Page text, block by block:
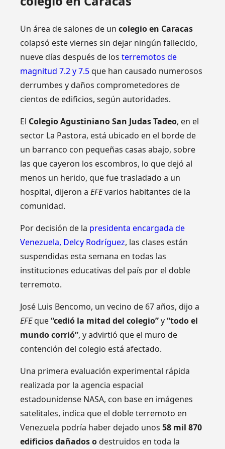
Un área de salones de uncolegio en Caracas
colapsó este viernes sin dejar ningún fallecido,
nueve días después de losterremotos de
magnitud 7.2 y 7.5que han causado numerosos
derrumbes y daños comprometedores de
cientos de edificios, según autoridades.
El Colegio Agustiniano San Judas Tadeo, en el
sector La Pastora, está ubicado en el borde de
un barranco con pequeñas casas abajo, sobre
las que cayeron los escombros, lo que dejó al
menos un herido, que fue trasladado a un
hospital, dijeron aEFEvarios habitantes de la
comunidad.
Por decisión de la presidenta encargada de
Venezuela, Delcy Rodríguez, las clases están
suspendidas esta semana en todas las
instituciones educativas del país por el doble
terremoto.
José Luis Bencomo, un vecino de 67 años, dijo a
EFEque“cedió la mitad del colegio”y“todo el
mundo corrió”, y advirtió que el muro de
contención del colegio está afectado.
Una primera evaluación experimental rápida
realizada por la agencia espacial
estadounidense NASA, con base en imágenes
satelitales, indica que el doble terremoto en
Venezuela podría haber dejado unos58 mil 870
edificios dañados odestruidos en toda la